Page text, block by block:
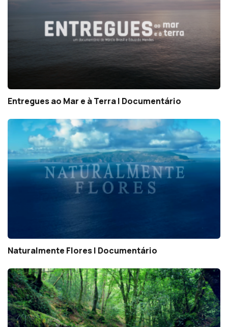
Entregues ao Mar e à Terra | Documentário
Naturalmente Flores | Documentário